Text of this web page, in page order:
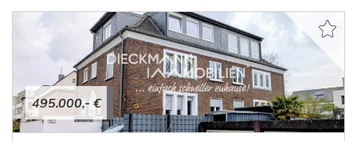
495.000,- €